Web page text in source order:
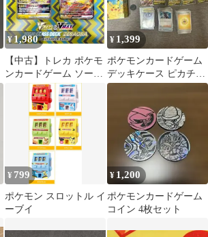
¥1,980
【中古】トレカ ポケモ
ンカードゲーム ソード
＆シールド VSTAR＆
VMAX ハイクラスデッ
キ ゼラオラ
¥ 1,399
ポケモンカードゲーム
デッキケース ピカチュ
ウ カードセット
¥ 799
ポケモン スロットル イ
ーブイ
¥ 1,200
ポケモンカードゲーム
コイン 4枚セット